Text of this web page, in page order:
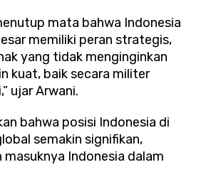
mata bahwa Indonesia
memiliki peran strategis,
yang tidak menginginkan
kuat, baik secara militer
ujar Arwani.
bahwa posisi Indonesia di
semakin signifikan,
Indonesia dalam